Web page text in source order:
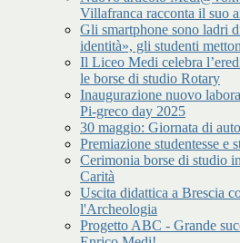
Villafranca racconta il suo
Gli smartphone sono ladri
identità», gli studenti
Il Liceo Medi celebra
le borse di studio Rotary
Inaugurazione nuovo
Pi-greco day 2025
30 maggio: Giornata di
Premiazione studentesse e
Cerimonia borse di studio
Carità
Uscita didattica a Brescia
l'Archeologia
Progetto ABC - Grande